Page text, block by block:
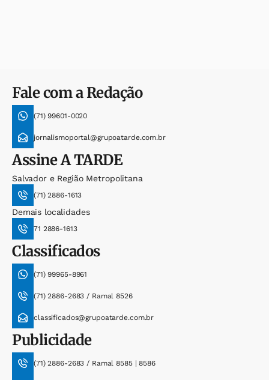
Fale com a Redação
(71) 99601-0020
jornalismoportal@grupoatarde.com.br
AssineA TARDE
Salvador e Região Metropolitana
(71) 2886-1613
Demais localidades
71 2886-1613
Classificados
(71) 99965-8961
(71) 2886-2683 / Ramal 8526
classificados@grupoatarde.com.br
Publicidade
(71) 2886-2683 / Ramal 8585 | 8586